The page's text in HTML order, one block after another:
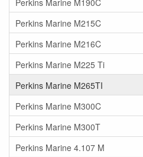
Perkins Marine M215C
Perkins Marine M216C
Perkins Marine M225 Ti
Perkins Marine M265TI
Perkins Marine M300C
Perkins Marine M300T
Perkins Marine 4.107 M